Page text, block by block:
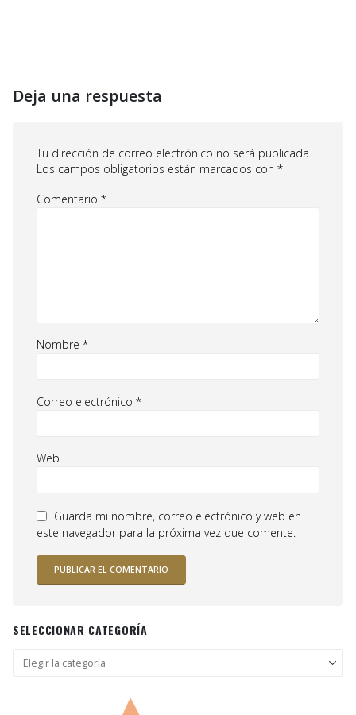
Deja una respuesta
Tu dirección de correo electrónico no será publicada.
Los campos obligatorios están marcados con *
Comentario *
Nombre *
Correo electrónico *
Web
Guarda mi nombre, correo electrónico y web en
este navegador para la próxima vez que comente.
SELECCIONAR CATEGORÍA
Seleccionar
categoría